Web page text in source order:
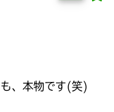
みんなとおしゃべり
できる掲示板
、本物です(笑)